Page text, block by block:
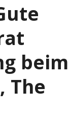
beim
The